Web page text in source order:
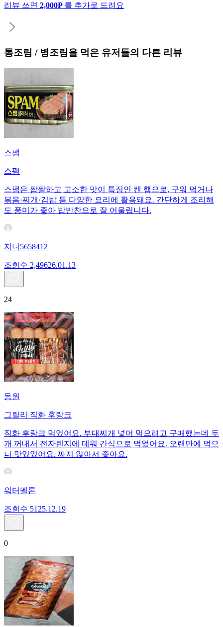
리뷰 쓰면 2,000P 를 추가로 드려요
통조림 / 병조림을 먹은 유저들의 다른 리뷰
스팸
스팸
스팸은 짭짤하고 고소한 맛이 특징인 캔 햄으로, 구워 먹거나
볶음·찌개·김밥 등 다양한 요리에 활용돼요. 간단하게 조리해
도 풍미가 좋아 밥반찬으로 잘 어울립니다.
지니5658412
조회수 2,49626.01.13
24
동원
그릴리 직화 후랑크
직화 후랑크 먹었어요. 부대찌개 넣어 먹으려고 구매했는데 두
개 꺼내서 전자렌지에 데워 간식으로 먹었어요. 오랜만에 먹으
니 맛있었어요. 짜지 않아서 좋아요.
워터멜론
조회수 51 25.12.19
0